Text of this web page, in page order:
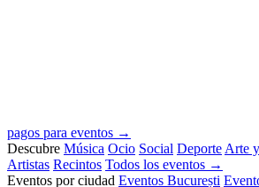
pagos para eventos →
Descubre Música Ocio Social Deporte Arte
Artistas Recintos Todos los eventos →
Eventos por ciudad Eventos București